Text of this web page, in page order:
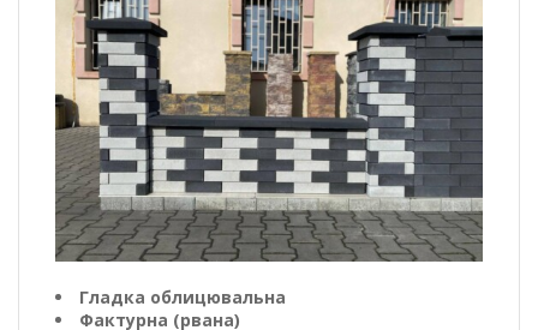
Гладка облицювальна
Фактурна (рвана)